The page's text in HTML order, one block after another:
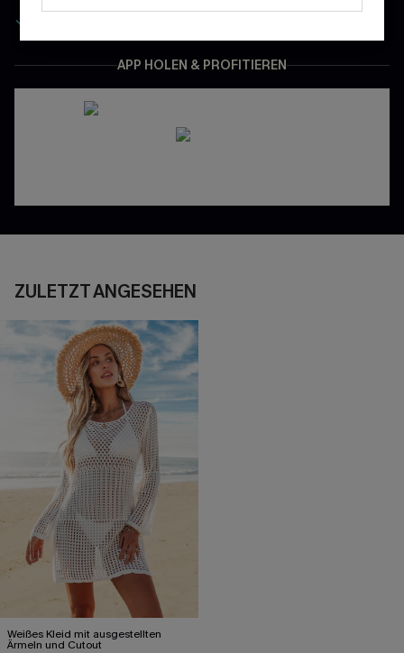
APP HOLEN & PROFITIEREN
ZULETZT ANGESEHEN
Weißes Kleid mit ausgestellten
Ärmeln und Cutout